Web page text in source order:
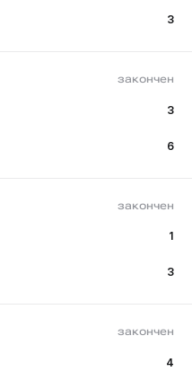
3
закончен
3
6
закончен
1
3
закончен
4